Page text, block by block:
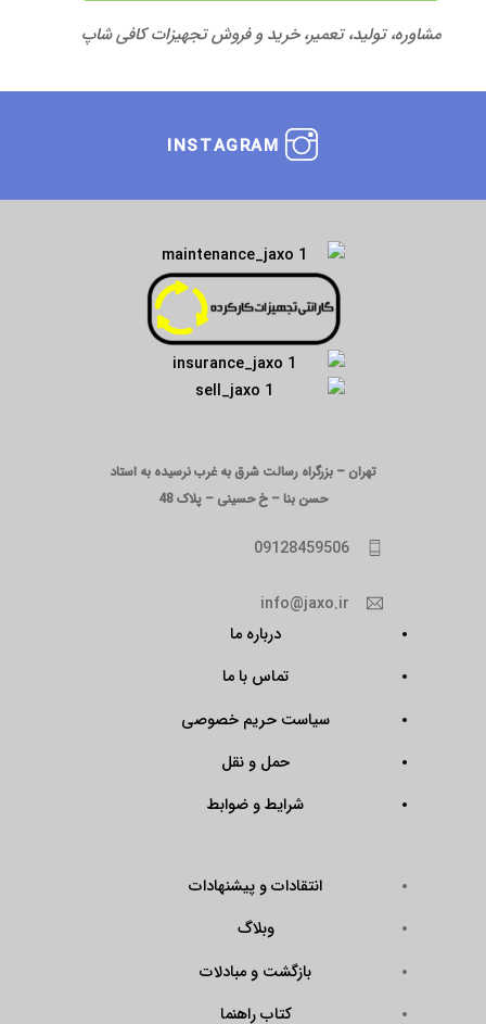
مشاوره، تولید، تعمیر، خرید و فروش تجهیزات کافی شاپ
INSTAGRAM
تهران – بزرگراه رسالت شرق به غرب نرسیده به استاد
حسن بنا – خ حسینی – پلاک 48
09128459506
info@jaxo.ir
درباره ما
تماس با ما
سیاست حریم خصوصی
حمل و نقل
شرایط و ضوابط
انتقادات و پیشنهادات
وبلاگ
بازگشت و مبادلات
کتاب راهنما